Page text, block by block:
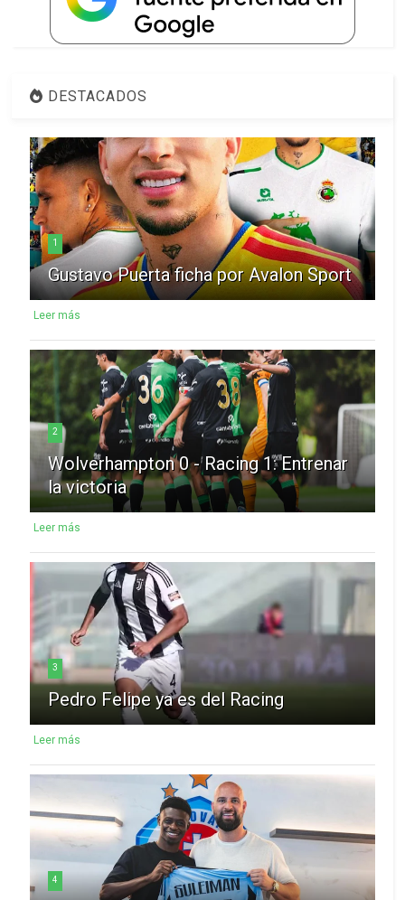
DESTACADOS
1
Gustavo Puerta ficha por Avalon Sport
Leer más
2
Wolverhampton 0 - Racing 1: Entrenar
la victoria
Leer más
3
Pedro Felipe ya es del Racing
Leer más
4